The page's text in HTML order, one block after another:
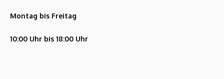
Montag bis Freitag
10:00 Uhr bis 18:00 Uhr